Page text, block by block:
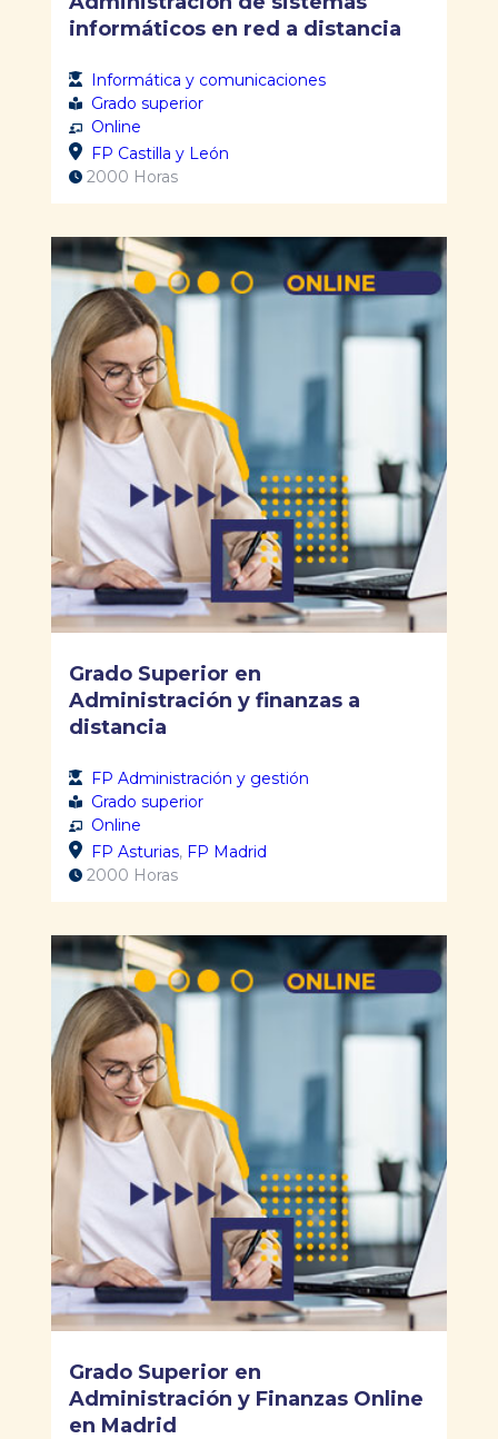
informáticos en red a distancia
Informática y comunicaciones
Grado superior
Online
FP Castilla y León
2000 Horas
Grado Superior en
Administración y finanzas a
distancia
FP Administración y gestión
Grado superior
Online
FP Asturias, FP Madrid
2000 Horas
Grado Superior en
Administración y Finanzas Online
en Madrid